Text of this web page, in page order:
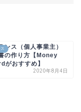
ンス（個人事業主）
の作り方【Money
がおすすめ】
2020年8月4日